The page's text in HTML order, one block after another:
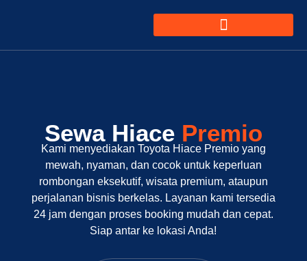
Sewa Hiace Premio
Kami menyediakan Toyota Hiace Premio yang
mewah, nyaman, dan cocok untuk keperluan
rombongan eksekutif, wisata premium, ataupun
perjalanan bisnis berkelas. Layanan kami tersedia
24 jam dengan proses booking mudah dan cepat.
Siap antar ke lokasi Anda!